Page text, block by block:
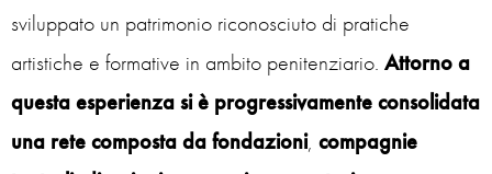
sviluppato un patrimonio riconosciuto di pratiche
artistiche e formative in ambito penitenziario. Attorno a
questa esperienza si è progressivamente consolidata
una rete composta da fondazioni, compagnie